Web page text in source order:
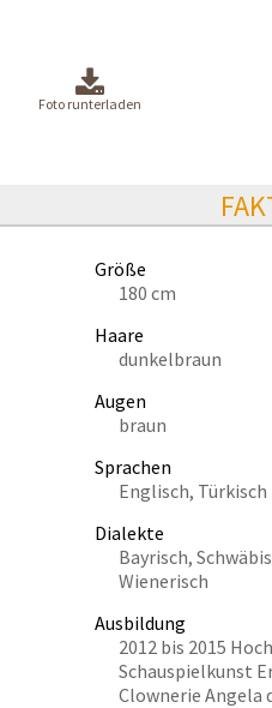
Foto runterladen
Größe
180 cm
Haare
dunkelbraun
Augen
braun
Sprachen
Englisch,
Dialekte
Bayrisch,
Wienerisch
Ausbildung
2012 bis 2015
Schauspielkunst
Clownerie Angela